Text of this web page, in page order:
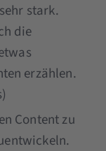
stark.
die
erzählen.
Content zu